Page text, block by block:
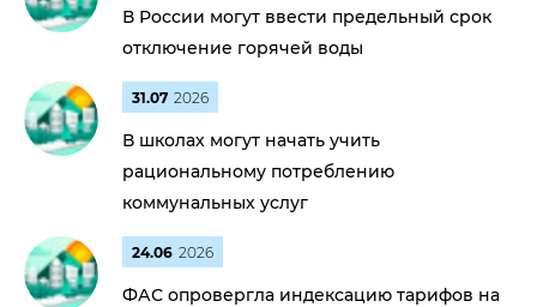
В России могут ввести предельный срок
отключение горячей воды
31.07 2026
В школах могут начать учить
рациональному потреблению
коммунальных услуг
24.06 2026
ФАС опровергла индексацию тарифов на